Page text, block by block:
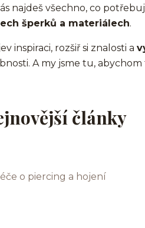
najdeš všechno, co
šperků a materiálech.
inspiraci, rozšiř si znalosti a
A my jsme tu,
články